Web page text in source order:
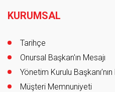
KURUMSAL
Tarihçe
Onursal Başkan'ın Mesajı
Yönetim Kurulu Başkanı’nın
Müşteri Memnuniyeti